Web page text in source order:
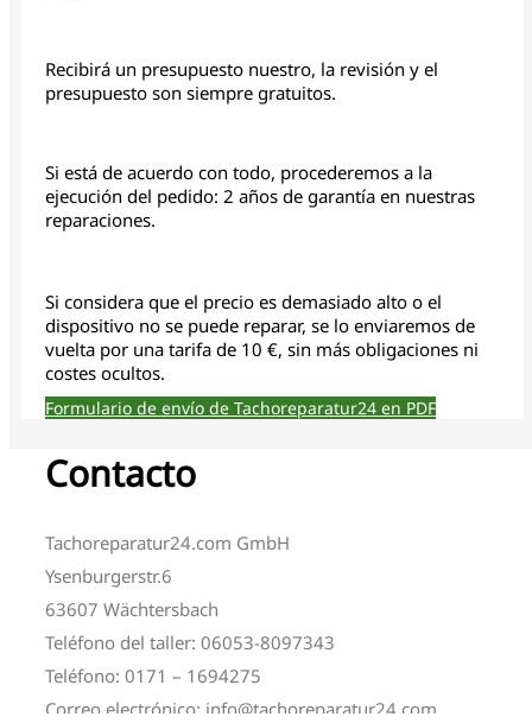
Recibirá un presupuesto nuestro, la revisión y el
presupuesto son siempre gratuitos.
Si está de acuerdo con todo, procederemos a la
ejecución del pedido: 2 años de garantía en nuestras
reparaciones.
Si considera que el precio es demasiado alto o el
dispositivo no se puede reparar, se lo enviaremos de
vuelta por una tarifa de 10 €, sin más obligaciones ni
costes ocultos.
Formulario de envío de Tachoreparatur24 en PDF
Contacto
Tachoreparatur24.com GmbH
Ysenburgerstr.6
63607 Wächtersbach
Teléfono del taller: 06053-8097343
Teléfono: 0171 – 1694275
Correo electrónico: info@tachoreparatur24.com